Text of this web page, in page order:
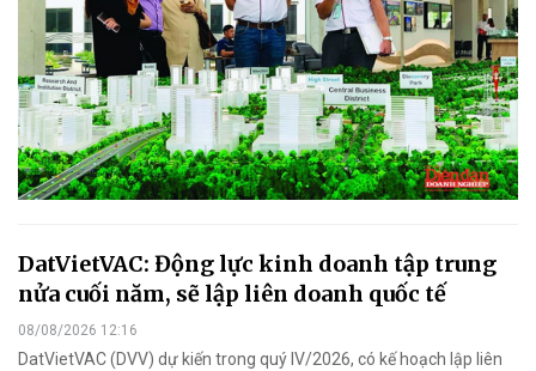
DatVietVAC: Động lực kinh doanh tập trung
nửa cuối năm, sẽ lập liên doanh quốc tế
08/08/2026 12:16
DatVietVAC (DVV) dự kiến trong quý IV/2026, có kế hoạch lập liên